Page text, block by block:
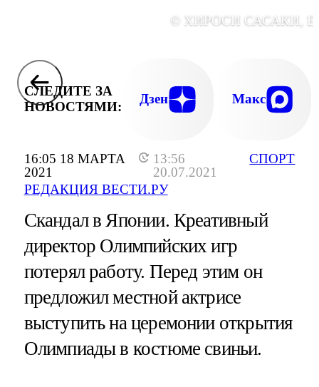
16:05 18 МАРТА
2021
13:56
20.07.2021
РЕДАКЦИЯ ВЕСТИ.РУ
СПОРТ
© ХИРОСИ САСАКИ,
СЛЕДИТЕ ЗА
НОВОСТЯМИ:
Дзен Макс
Скандал в Японии. Креативный
директор Олимпийских игр
потерял работу. Перед этим он
предложил местной актрисе
выступить на церемонии открытия
Олимпиады в костюме свиньи.